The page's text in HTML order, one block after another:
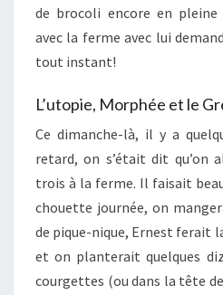
de brocoli encore en
avec la ferme avec lui
tout instant!
L’utopie, Morphée et le
Ce dimanche-là, il y a
retard, on s’était dit qu’on
trois à la ferme. Il faisait
chouette journée, on
de pique-nique, Ernest ferait
et on planterait quelques
courgettes (ou dans la tête